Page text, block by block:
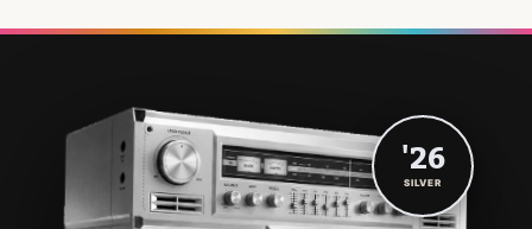
'26
SILVER